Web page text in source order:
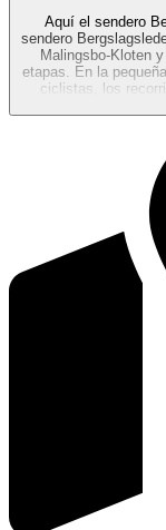
Aquí el sendero
sendero
Malingsbo-Kloten
etapas. En la
ciclistas, los